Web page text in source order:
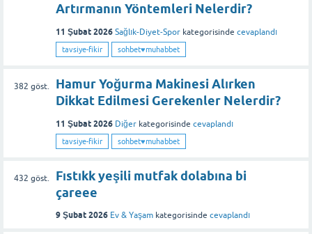
Artırmanın Yöntemleri Nelerdir?
11 Şubat 2026 Sağlık-Diyet-Spor kategorisinde cevaplandı
tavsiye-fikir sohbet♥️muhabbet
382 göst.
Hamur Yoğurma Makinesi Alırken
Dikkat Edilmesi Gerekenler Nelerdir?
11 Şubat 2026 Diğer kategorisinde cevaplandı
tavsiye-fikir sohbet♥️muhabbet
432 göst.
Fıstıkk yeşili mutfak dolabına bi
çareee
9 Şubat 2026 Ev & Yaşam kategorisinde cevaplandı